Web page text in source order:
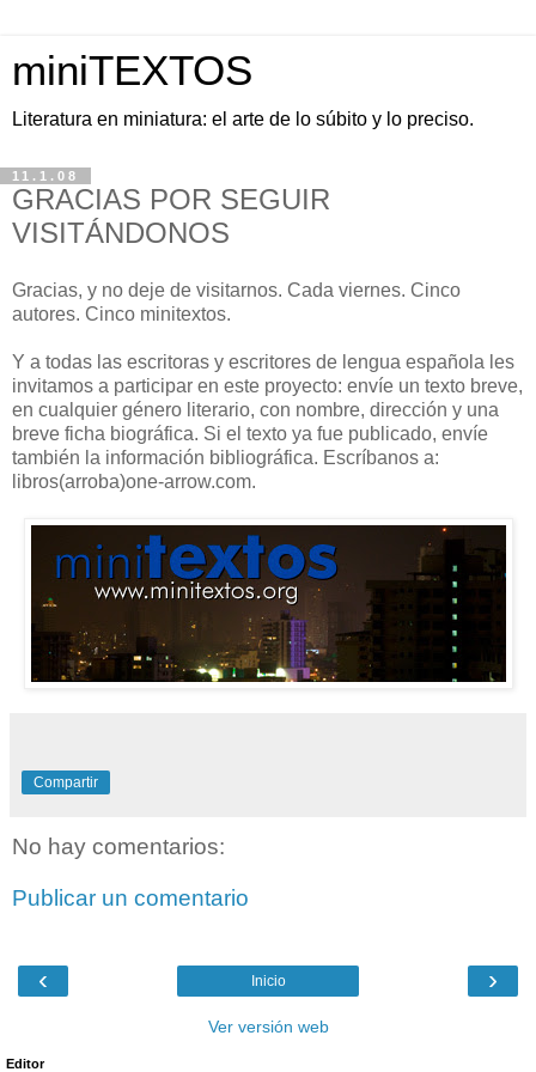
miniTEXTOS
Literatura en miniatura: el arte de lo súbito y lo preciso.
11.1.08
GRACIAS POR SEGUIR
VISITÁNDONOS
Gracias, y no deje de visitarnos. Cada viernes. Cinco
autores. Cinco minitextos.
Y a todas las escritoras y escritores de lengua española les
invitamos a participar en este proyecto: envíe un texto breve,
en cualquier género literario, con nombre, dirección y una
breve ficha biográfica. Si el texto ya fue publicado, envíe
también la información bibliográfica. Escríbanos a:
libros(arroba)one-arrow.com.
Compartir
No hay comentarios:
Publicar un comentario
‹ ›
Inicio
Ver versión web
Editor